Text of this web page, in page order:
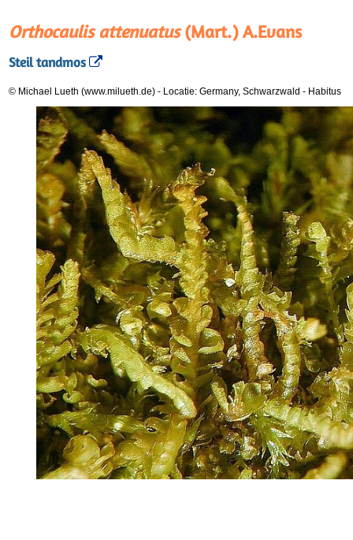
Orthocaulis attenuatus(Mart.) A.Evans
Steil tandmos
© Michael Lueth (www.milueth.de) - Locatie: Germany, Schwarzwald - Habitus